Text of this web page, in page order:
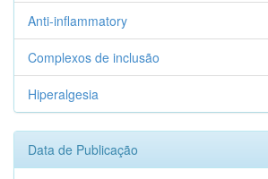
Anti-inflammatory
Complexos de inclusão
Hiperalgesia
Data de Publicação